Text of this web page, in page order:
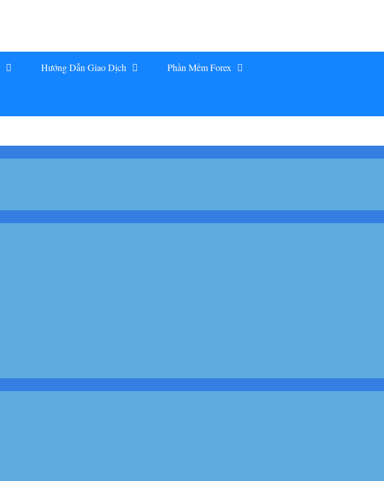
Hướng Dẫn Giao Dịch Phần Mềm Forex